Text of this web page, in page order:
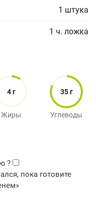
1 штука
1 ч. ложка
4 г
Жиры
35 г
Углеводы